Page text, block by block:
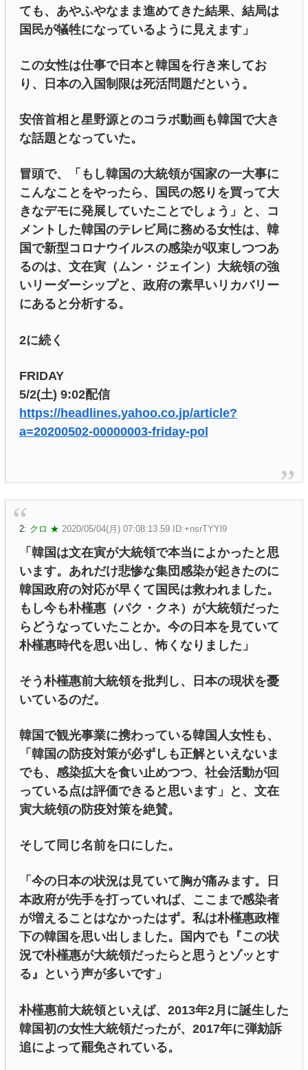
ても、あやふやなまま進めてきた結果、結局は
国民が犠牲になっているように見えます」
この女性は仕事で日本と韓国を行き来してお
り、日本の入国制限は死活問題だという。
安倍首相と星野源とのコラボ動画も韓国で大き
な話題となっていた。
冒頭で、「もし韓国の大統領が国家の一大事に
こんなことをやったら、国民の怒りを買って大
きなデモに発展していたことでしょう」と、コ
メントした韓国のテレビ局に務める女性は、韓
国で新型コロナウイルスの感染が収束しつつあ
るのは、文在寅（ムン・ジェイン）大統領の強
いリーダーシップと、政府の素早いリカバリー
にあると分析する。
2に続く
FRIDAY
5/2(土) 9:02配信
https://headlines.yahoo.co.jp/article?
a=20200502-00000003-friday-pol
2: クロ ★ 2020/05/04(月) 07:08:13.59 ID:+nsrTYYl9
「韓国は文在寅が大統領で本当によかったと思
います。あれだけ悲惨な集団感染が起きたのに
韓国政府の対応が早くて国民は救われました。
もし今も朴槿惠（パク・クネ）が大統領だった
らどうなっていたことか。今の日本を見ていて
朴槿惠時代を思い出し、怖くなりました」
そう朴槿惠前大統領を批判し、日本の現状を憂
いているのだ。
韓国で観光事業に携わっている韓国人女性も、
「韓国の防疫対策が必ずしも正解といえないま
でも、感染拡大を食い止めつつ、社会活動が回
っている点は評価できると思います」と、文在
寅大統領の防疫対策を絶賛。
そして同じ名前を口にした。
「今の日本の状況は見ていて胸が痛みます。日
本政府が先手を打っていれば、ここまで感染者
が増えることはなかったはず。私は朴槿惠政権
下の韓国を思い出しました。国内でも『この状
況で朴槿惠が大統領だったらと思うとゾッとす
る』という声が多いです」
朴槿惠前大統領といえば、2013年2月に誕生した
韓国初の女性大統領だったが、2017年に弾劾訴
追によって罷免されている。